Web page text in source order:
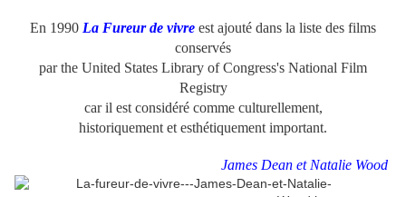
En 1990 La Fureur de vivre est ajouté dans la liste des films
conservés
par the United States Library of Congress's National Film
Registry
car il est considéré comme culturellement,
historiquement et esthétiquement important.
James Dean et Natalie Wood